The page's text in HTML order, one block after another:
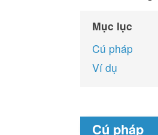
Mục lục
Cú pháp
Ví dụ
Cú pháp